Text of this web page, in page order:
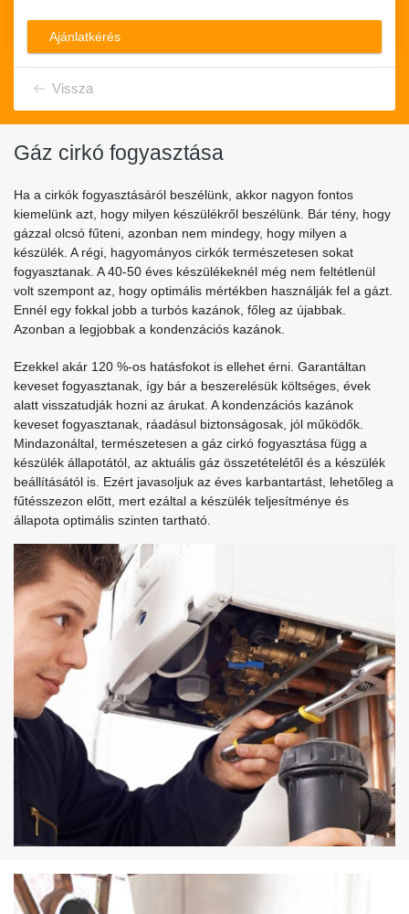
Vissza
Ajánlatkérés
Gáz cirkó fogyasztása
Ha a cirkók fogyasztásáról beszélünk, akkor nagyon fontos
kiemelünk azt, hogy milyen készülékről beszélünk. Bár tény, hogy
gázzal olcsó fűteni, azonban nem mindegy, hogy milyen a
készülék. A régi, hagyományos cirkók természetesen sokat
fogyasztanak. A 40-50 éves készülékeknél még nem feltétlenül
volt szempont az, hogy optimális mértékben használják fel a gázt.
Ennél egy fokkal jobb a turbós kazánok, főleg az újabbak.
Azonban a legjobbak a kondenzációs kazánok.
Ezekkel akár 120 %-os hatásfokot is ellehet érni. Garantáltan
keveset fogyasztanak, így bár a beszerelésük költséges, évek
alatt visszatudják hozni az árukat. A kondenzációs kazánok
keveset fogyasztanak, ráadásul biztonságosak, jól működők.
Mindazonáltal, természetesen a gáz cirkó fogyasztása függ a
készülék állapotától, az aktuális gáz összetételétől és a készülék
beállításától is. Ezért javasoljuk az éves karbantartást, lehetőleg a
fűtésszezon előtt, mert ezáltal a készülék teljesítménye és
állapota optimális szinten tartható.